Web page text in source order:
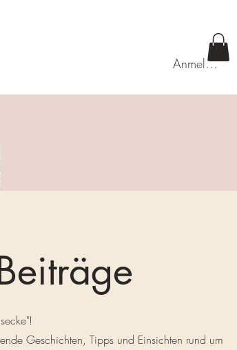
Anmelden
Geschichten, Tipps und Einsichten rund um